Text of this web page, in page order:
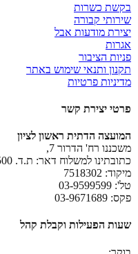
בקשת כשרות
שירותי קבורה
יצירת מודעות אבל
אגרות
פניות הציבור
תקנון ותנאי שימוש באתר
מדיניות פרטיות
פרטי יצירת קשר
המועצה הדתית ראשון לציון
משכננו רח' הדרור 7,
כתובתינו למשלוח דאר: ת.ד. 8500 ראשון לציון
מיקוד: 7518302
טל': 03-9599599
פקס: 03-9671689
שעות הפעילות וקבלת קהל